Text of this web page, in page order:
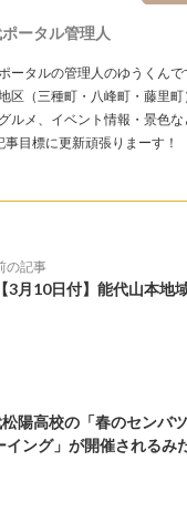
ータル管理人
ータルの管理人のゆうくん
区（三種町・八峰町・藤里
ルメ、イベント情報・景色
事目標に更新頑張りまーす！
の記事
【3月10日付】能代山本地
松陽高校の「春のセンバ
ング」が開催されるみ